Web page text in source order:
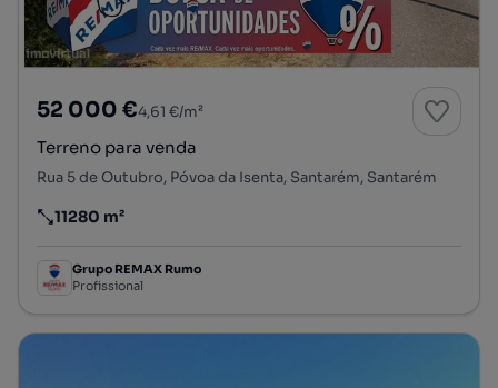
52 000 €4,61 €/m²
Terreno para venda
Rua 5 de Outubro, Póvoa da Isenta, Santarém, Santarém
Preço por metro quadrado
11280 m²
Grupo REMAX Rumo
Profissional